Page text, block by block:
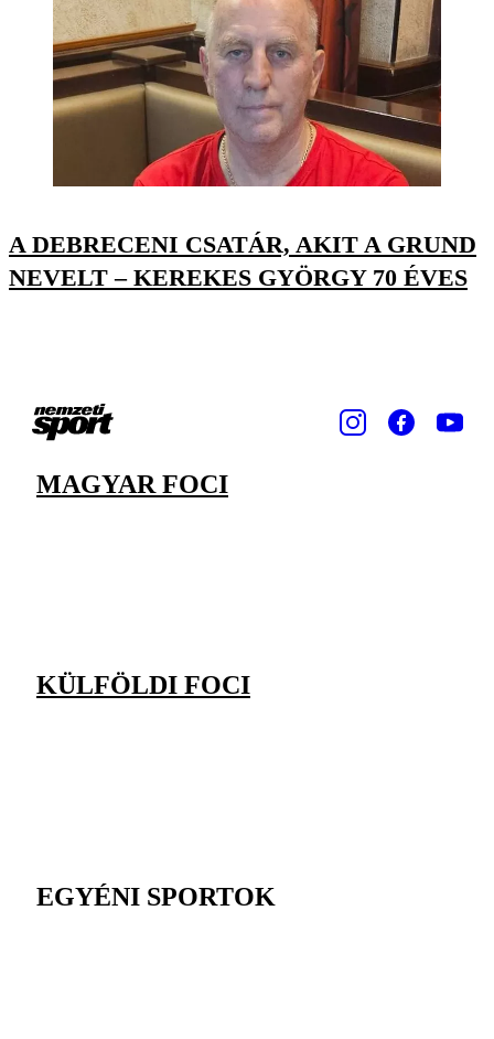
A DEBRECENI CSATÁR, AKIT A GRUND
NEVELT – KEREKES GYÖRGY 70 ÉVES
MAGYAR FOCI
KÜLFÖLDI FOCI
EGYÉNI SPORTOK